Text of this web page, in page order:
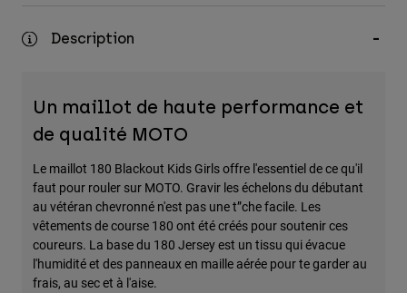
Description
Un maillot de haute performance et
de qualité MOTO
Le maillot 180 Blackout Kids Girls offre l'essentiel de ce qu'il
faut pour rouler sur MOTO. Gravir les échelons du débutant
au vétéran chevronné n'est pas une t”che facile. Les
vêtements de course 180 ont été créés pour soutenir ces
coureurs. La base du 180 Jersey est un tissu qui évacue
l'humidité et des panneaux en maille aérée pour te garder au
frais, au sec et à l'aise.